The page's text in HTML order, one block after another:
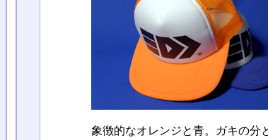
象徴的なオレンジと青。ガキの分